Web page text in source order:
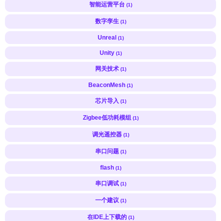
智能运营平台 (1)
数字孪生 (1)
Unreal (1)
Unity (1)
网关技术 (1)
BeaconMesh (1)
芯片导入 (1)
Zigbee低功耗模组 (1)
调光遥控器 (1)
串口问题 (1)
flash (1)
串口调试 (1)
一个建议 (1)
在IDE上下载的 (1)